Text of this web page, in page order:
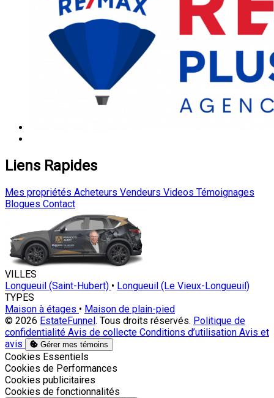
Liens Rapides
Mes propriétés Acheteurs Vendeurs Videos Témoignages
Blogues Contact
VILLES
Longueuil (Saint-Hubert) • Longueuil (Le Vieux-Longueuil)
TYPES
Maison à étages • Maison de plain-pied
© 2026 EstateFunnel. Tous droits réservés. Politique de
confidentialité Avis de collecte Conditions d’utilisation Avis et
avis
Gérer mes témoins
Activer
Cookies Essentiels
Activer
Cookies de Performances
Activer
Cookies publicitaires
Activer
Cookies de fonctionnalités